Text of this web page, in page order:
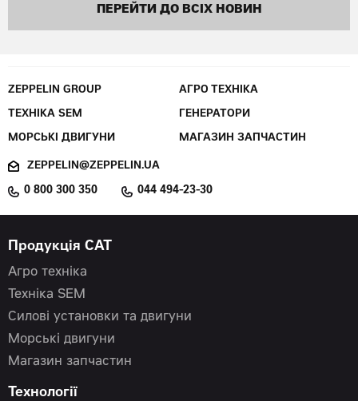
ПЕРЕЙТИ ДО ВСІХ НОВИН
ZEPPELIN GROUP АГРО ТЕХНІКА
ТЕХНІКА SEM ГЕНЕРАТОРИ
МОРСЬКІ ДВИГУНИ МАГАЗИН ЗАПЧАСТИН
ZEPPELIN@ZEPPELIN.UA
0 800 300 350 044 494-23-30
Продукція CAT
Агро техніка
Техніка SEM
Силові установки та двигуни
Морські двигуни
Магазин запчастин
Технології